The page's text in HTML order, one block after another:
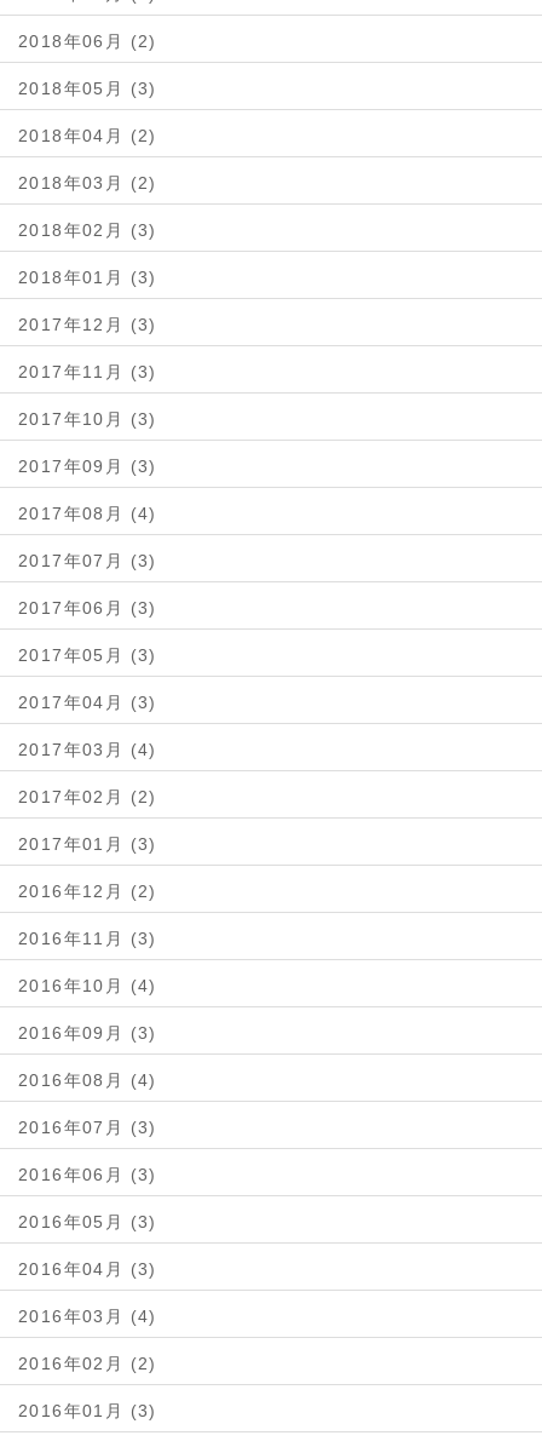
2018年06月 (2)
2018年05月 (3)
2018年04月 (2)
2018年03月 (2)
2018年02月 (3)
2018年01月 (3)
2017年12月 (3)
2017年11月 (3)
2017年10月 (3)
2017年09月 (3)
2017年08月 (4)
2017年07月 (3)
2017年06月 (3)
2017年05月 (3)
2017年04月 (3)
2017年03月 (4)
2017年02月 (2)
2017年01月 (3)
2016年12月 (2)
2016年11月 (3)
2016年10月 (4)
2016年09月 (3)
2016年08月 (4)
2016年07月 (3)
2016年06月 (3)
2016年05月 (3)
2016年04月 (3)
2016年03月 (4)
2016年02月 (2)
2016年01月 (3)